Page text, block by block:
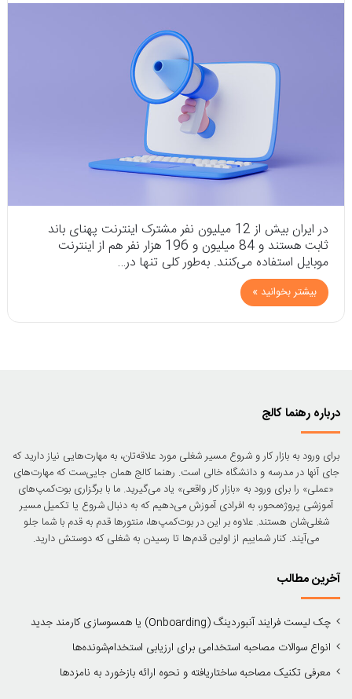
در ایران بیش از 12 میلیون نفر مشترک اینترنت پهنای باند
ثابت هستند و 84 میلیون و 196 هزار نفر هم از اینترنت
موبایل استفاده می‌کنند. به‌طور کلی تنها در…
بیشتر بخوانید »
درباره رهنما کالج
برای ورود به بازار کار و شروع مسیر شغلی مورد علاقه‌تان، به مهارت‌هایی نیاز دارید که
جای آن‎ها در مدرسه و دانشگاه خالی است. رهنما کالج همان جایی‌ست که مهارت‌های
«عملی» را برای ورود به «بازار کار واقعی» یاد می‌گیرید. ما با برگزاری بوت‌کمپ‌های
آموزشی پروژه‌محور، به افرادی آموزش می‌دهیم که به دنبال شروع یا تکمیل مسیر
شغلی‌شان هستند. علاوه بر این در بوت‌کمپ‌ها، منتورها قدم به قدم با شما جلو
می‌آیند. کنار شماییم از اولین قدم‌ها تا رسیدن به شغلی که دوستش دارید.
آخرین مطالب
چک لیست فرایند آنبوردینگ (Onboarding) یا همسوسازی کارمند جدید
انواع سوالات مصاحبه استخدامی برای ارزیابی استخدام‌شونده‌ها
معرفی تکنیک‌ مصاحبه ساختاریافته و نحوه ارائه بازخورد به نامزدها